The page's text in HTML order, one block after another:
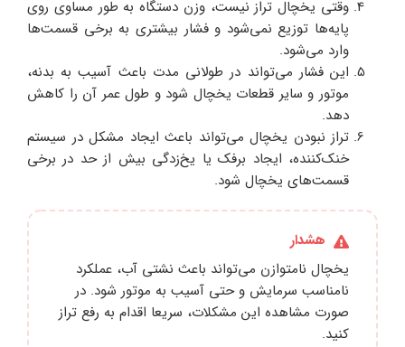
وقتی یخچال تراز نیست، وزن دستگاه به طور مساوی روی
پایه‌ها توزیع نمی‌شود و فشار بیشتری به برخی قسمت‌ها
وارد می‌شود.
این فشار می‌تواند در طولانی مدت باعث آسیب به بدنه،
موتور و سایر قطعات یخچال شود و طول عمر آن را کاهش
دهد.
تراز نبودن یخچال می‌تواند باعث ایجاد مشکل در سیستم
خنک‌کننده، ایجاد برفک یا یخ‌زدگی بیش از حد در برخی
قسمت‌های یخچال شود.
هشدار
یخچال نامتوازن می‌تواند باعث نشتی آب، عملکرد
نامناسب سرمایش و حتی آسیب به موتور شود. در
صورت مشاهده این مشکلات، سریعا اقدام به رفع تراز
کنید.